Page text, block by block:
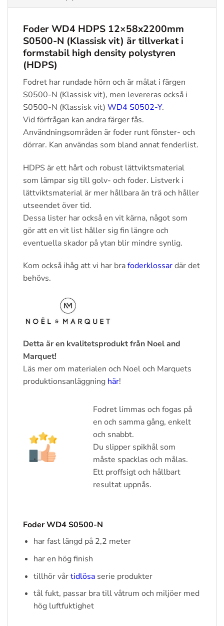
Foder WD4 HDPS 12×58x2200mm
S0500-N (Klassisk vit) är tillverkat i
formstabil high density polystyren
(HDPS)
Fodret har rundade hörn och är målat i färgen
S0500-N (Klassisk vit), men levereras också i
S0500-N (Klassisk vit) WD4 S0502-Y.
Vid förfrågan kan andra färger fås.
Användningsområden är foder runt fönster- och
dörrar. Kan användas som bland annat fenderlist.
HDPS är ett hårt och robust lättviktsmaterial
som lämpar sig till golv- och foder. Listverk i
lättviktsmaterial är mer hållbara än trä och håller
utseendet över tid.
Dessa lister har också en vit kärna, något som
gör att en vit list håller sig fin längre och
eventuella skador på ytan blir mindre synlig.
Kom också ihåg att vi har brafoderklossardär det
behövs.
Detta är en kvalitetsprodukt från Noel and
Marquet!
Läs mer om materialen och Noel och Marquets
produktionsanläggning här!
Fodret limmas och fogas på
en och samma gång, enkelt
och snabbt.
Du slipper spikhål som
måste spacklas och målas.
Ett proffsigt och hållbart
resultat uppnås.
Foder WD4 S0500-N
har fast längd på 2,2 meter
har en hög finish
tillhör vårtidlösaserie produkter
tål fukt, passar bra till våtrum och miljöer med
hög luftfuktighet